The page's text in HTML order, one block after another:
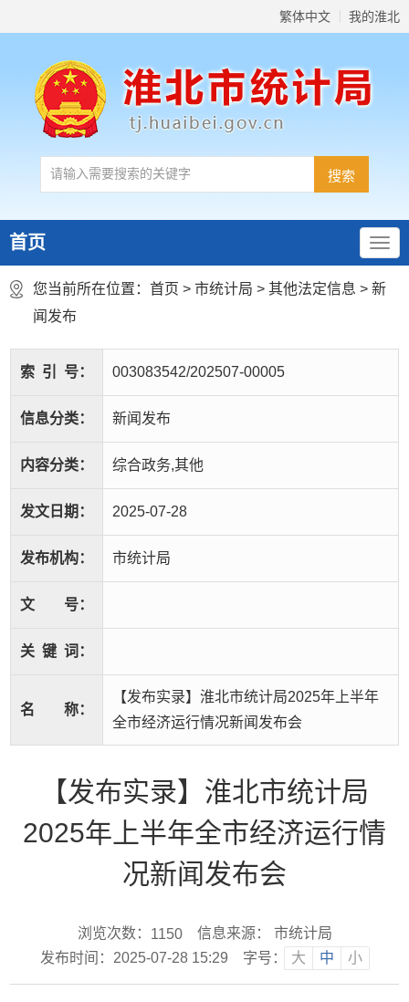
繁体中文 我的淮北
首页
您当前所在位置： 首页 > 市统计局 > 其他法定信息 > 新
闻发布
索 引 号： 003083542/202507-00005
信息分类： 新闻发布
内容分类： 综合政务,其他
发文日期： 2025-07-28
发布机构： 市统计局
文 号：
关 键 词：
名 称：
【发布实录】淮北市统计局2025年上半年
全市经济运行情况新闻发布会
【发布实录】淮北市统计局
2025年上半年全市经济运行情
况新闻发布会
浏览次数： 1150
信息来源： 市统计局
发布时间：2025-07-28 15:29
字号： 大 中 小